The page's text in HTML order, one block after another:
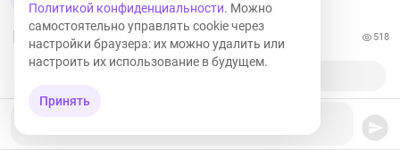
518
Политикой конфиденциальности. Можно
самостоятельно управлять cookie через
настройки браузера: их можно удалить или
настроить их использование в будущем.
Принять